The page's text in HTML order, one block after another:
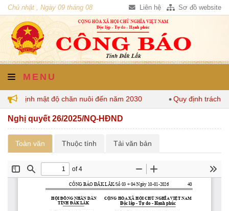
Chủ nhật , Ngày 09 tháng 08
năm 2026
Liên hệ Sơ đồ website
MENU
quy định mật độ chăn nuôi đến năm 2030 Quy định trách
Nghị quyết 26/2025/NQ-HĐND
Toàn văn Thuộc tính Tải văn bản